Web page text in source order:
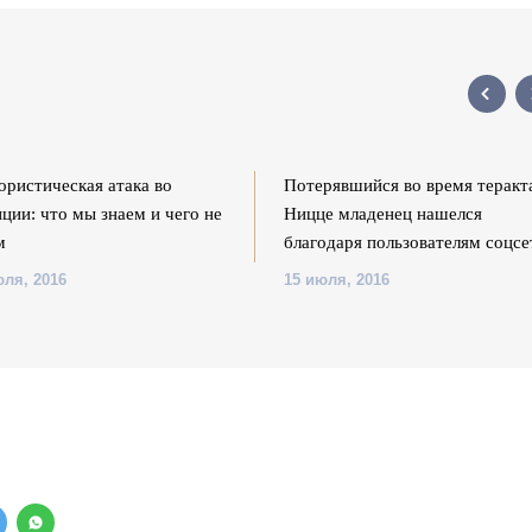
атака во
что мы знаем и чего не
2016
Потерявшийся во время
Ницце младенец нашелся
благодаря пользователям
15 июля, 2016